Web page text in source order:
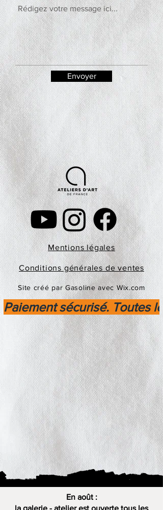
Envoyer
Mentions légales
Conditions générales de ventes
Site créé par Gasoline avec Wix.com
Paiement sécurisé. Toutes
En août :